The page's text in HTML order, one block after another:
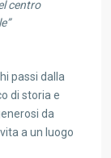
centro
passi dalla
di storia e
da
a un luogo